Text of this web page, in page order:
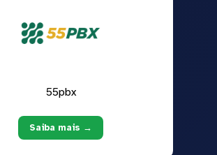
55pbx
Saiba mais →